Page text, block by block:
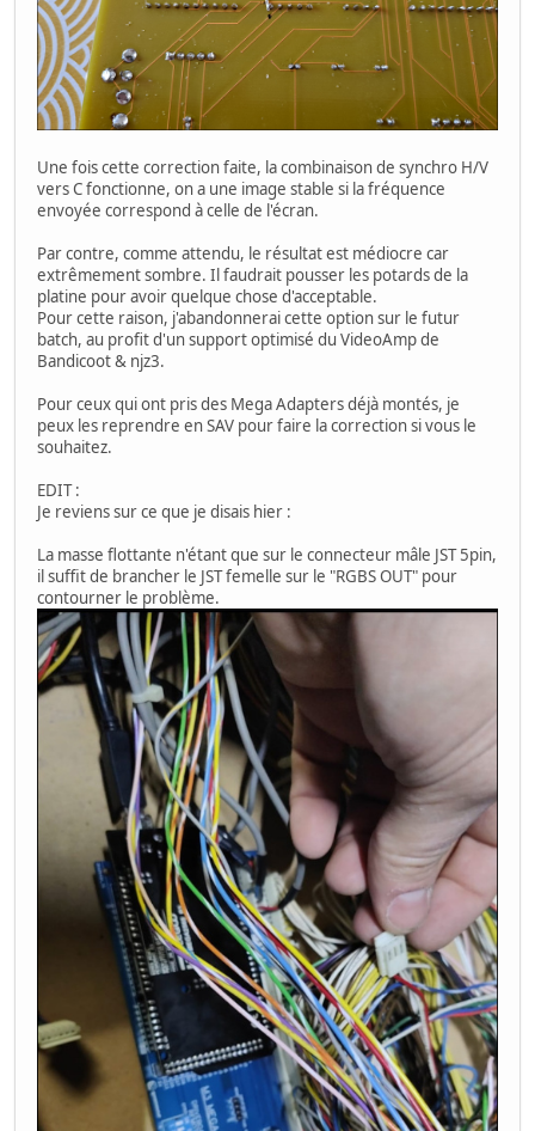
Une fois cette correction faite, la combinaison de synchro H/V
vers C fonctionne, on a une image stable si la fréquence
envoyée correspond à celle de l'écran.
Par contre, comme attendu, le résultat est médiocre car
extrêmement sombre. Il faudrait pousser les potards de la
platine pour avoir quelque chose d'acceptable.
Pour cette raison, j'abandonnerai cette option sur le futur
batch, au profit d'un support optimisé du VideoAmp de
Bandicoot & njz3.
Pour ceux qui ont pris des Mega Adapters déjà montés, je
peux les reprendre en SAV pour faire la correction si vous le
souhaitez.
EDIT :
Je reviens sur ce que je disais hier :
La masse flottante n'étant que sur le connecteur mâle JST 5pin,
il suffit de brancher le JST femelle sur le "RGBS OUT" pour
contourner le problème.